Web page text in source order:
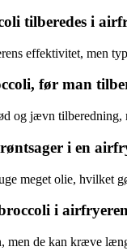
tilberedes i
effektivitet, men
før man
og jævn tilberedning,
i en
meget olie, hvilket
i
men de kan kræve